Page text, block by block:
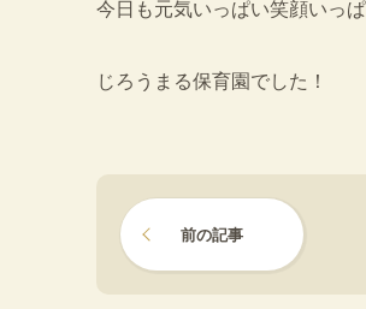
今日も元気いっぱい笑顔いっ
じろうまる保育園でした！
前の記事